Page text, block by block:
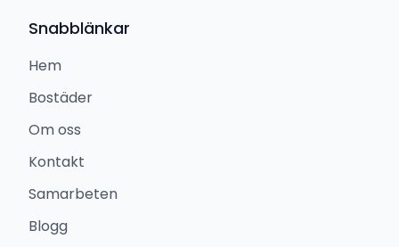
Snabblänkar
Hem
Bostäder
Om oss
Kontakt
Samarbeten
Blogg